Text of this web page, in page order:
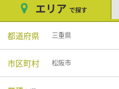
エリア で探す
都道府県 三重県
市区町村 松阪市